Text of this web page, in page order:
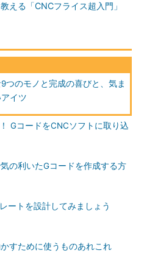
える「CNCフライス超入門」
つのモノと完成の喜びと、気ま
イツ
GコードをCNCソフトに取り込
の利いたGコードを作成する方
ートを設計してみましょう
すために使うものあれこれ